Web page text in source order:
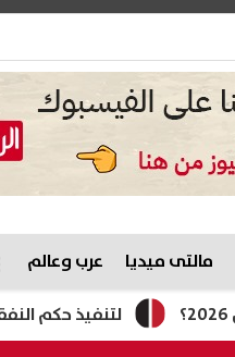
مالتى ميديا عرب وعالم
لتنفيذ حكم النفقة..